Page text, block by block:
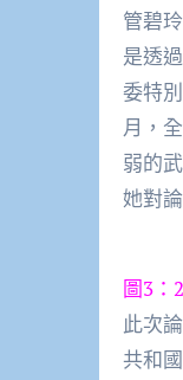
管碧
是透
委特
月，
弱的
她對
圖3：
此次
共和